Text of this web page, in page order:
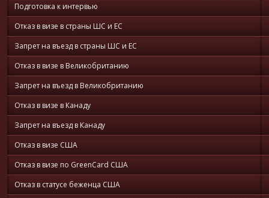
Подготовка к интервью
Отказ в визе в страны ШС и ЕС
Запрет на въезд в страны ШС и ЕС
Отказ в визе в Великобританию
Запрет на въезд в Великобританию
Отказ в визе в Канаду
Запрет на въезд в Канаду
Отказ в визе США
Отказ в визе по GreenCard США
Отказ в статусе беженца США